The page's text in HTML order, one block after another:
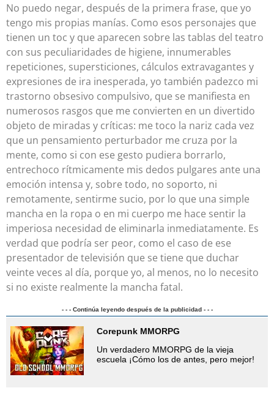
No puedo negar, después de la primera frase, que yo
tengo mis propias manías. Como esos personajes que
tienen un toc y que aparecen sobre las tablas del teatro
con sus peculiaridades de higiene, innumerables
repeticiones, supersticiones, cálculos extravagantes y
expresiones de ira inesperada, yo también padezco mi
trastorno obsesivo compulsivo, que se manifiesta en
numerosos rasgos que me convierten en un divertido
objeto de miradas y críticas: me toco la nariz cada vez
que un pensamiento perturbador me cruza por la
mente, como si con ese gesto pudiera borrarlo,
entrechoco rítmicamente mis dedos pulgares ante una
emoción intensa y, sobre todo, no soporto, ni
remotamente, sentirme sucio, por lo que una simple
mancha en la ropa o en mi cuerpo me hace sentir la
imperiosa necesidad de eliminarla inmediatamente. Es
verdad que podría ser peor, como el caso de ese
presentador de televisión que se tiene que duchar
veinte veces al día, porque yo, al menos, no lo necesito
si no existe realmente la mancha fatal.
- - - Continúa leyendo después de la publicidad - - -
Corepunk MMORPG
Un verdadero MMORPG de la vieja
escuela ¡Cómo los de antes, pero mejor!